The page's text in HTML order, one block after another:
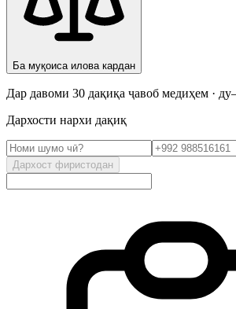
Ба муқоиса илова кардан
Дар давоми 30 дақиқа ҷавоб медиҳем ·
Дархости нархи дақиқ
Дархост фиристодан